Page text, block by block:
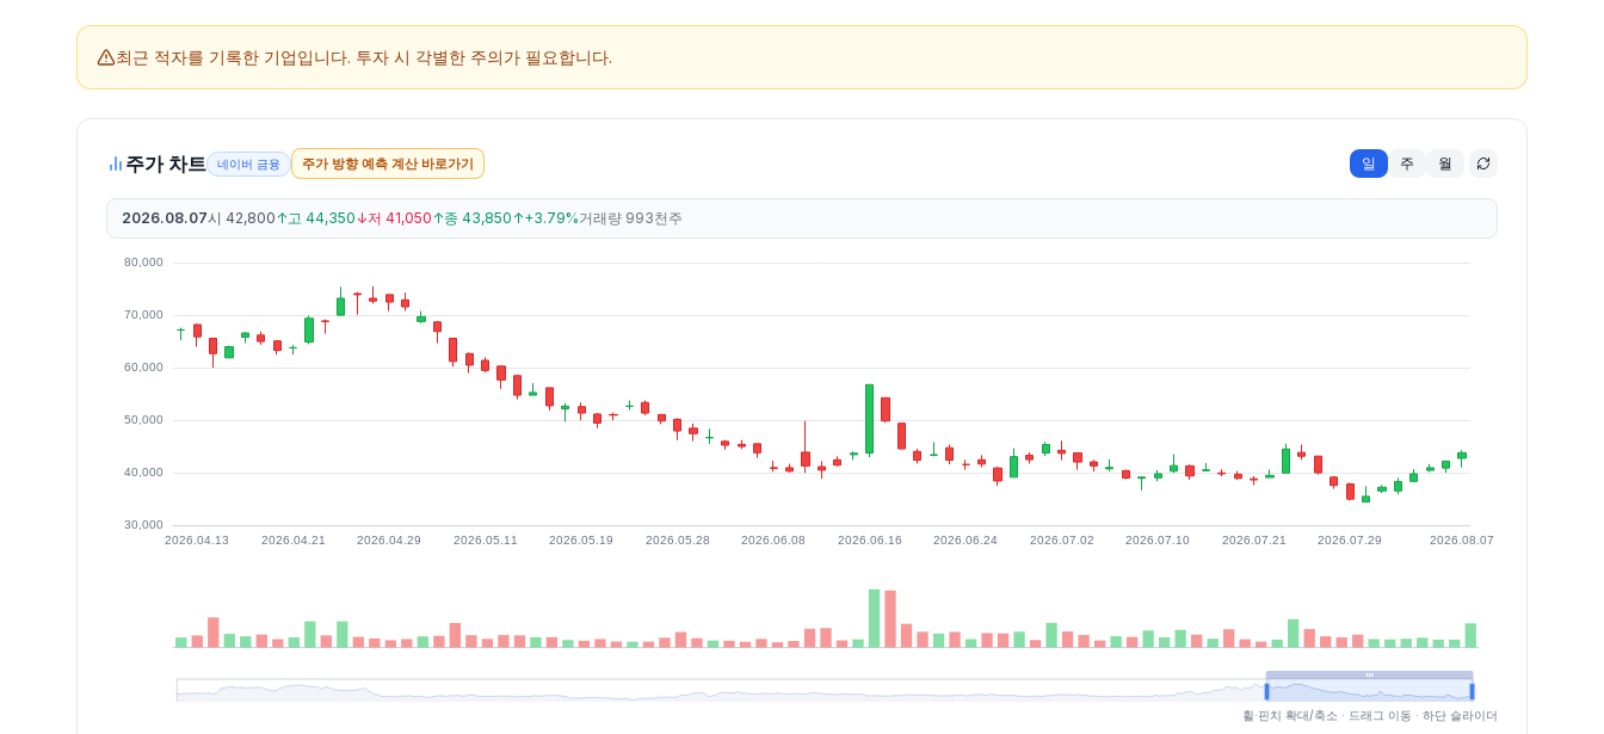
최근 적자를 기록한 기업입니다. 투자 시 각별한 주의가 필요합니다.
주가 차트 네이버 금융 주가 방향 예측 계산 바로가기 일 주 월
2026.08.07시 42,800 ↑고 44,350↓저 41,050 ↑종 43,850 ↑+3.79%거래량 993천주
휠·핀치 확대/축소 · 드래그 이동 · 하단 슬라이더